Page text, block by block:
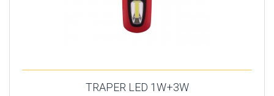
TRAPER LED 1W+3W